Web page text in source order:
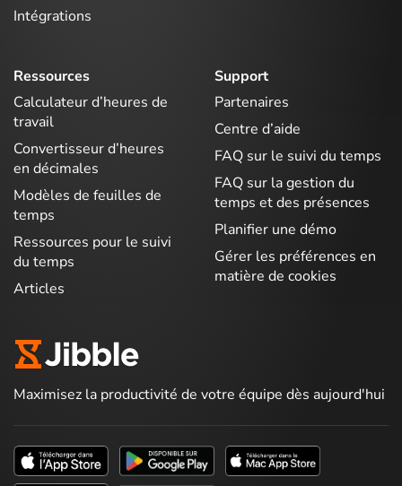
Intégrations
Ressources
Calculateur d’heures de
travail
Convertisseur d’heures
en décimales
Modèles de feuilles de
temps
Ressources pour le suivi
du temps
Articles
Support
Partenaires
Centre d’aide
FAQ sur le suivi du temps
FAQ sur la gestion du
temps et des présences
Planifier une démo
Gérer les préférences en
matière de cookies
Maximisez la productivité de votre équipe dès aujourd'hui